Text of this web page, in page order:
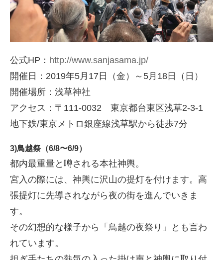
公式HP： http://www.sanjasama.jp/
開催日：2019年5月17日（金）～5月18日（日）
開催場所：浅草神社
アクセス：〒111-0032 東京都台東区浅草2-3-1
地下鉄/東京メトロ銀座線浅草駅から徒歩7分
3)鳥越祭（6/8〜6/9）
都内最重量と噂される本社神輿。
宮入の際には、神輿に沢山の提灯を付けます。高
張提灯に先導されながら夜の街を進んでいきま
す。
その幻想的な様子から「鳥越の夜祭り」とも言わ
れています。